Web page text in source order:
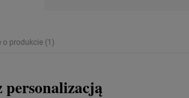
o produkcie (1)